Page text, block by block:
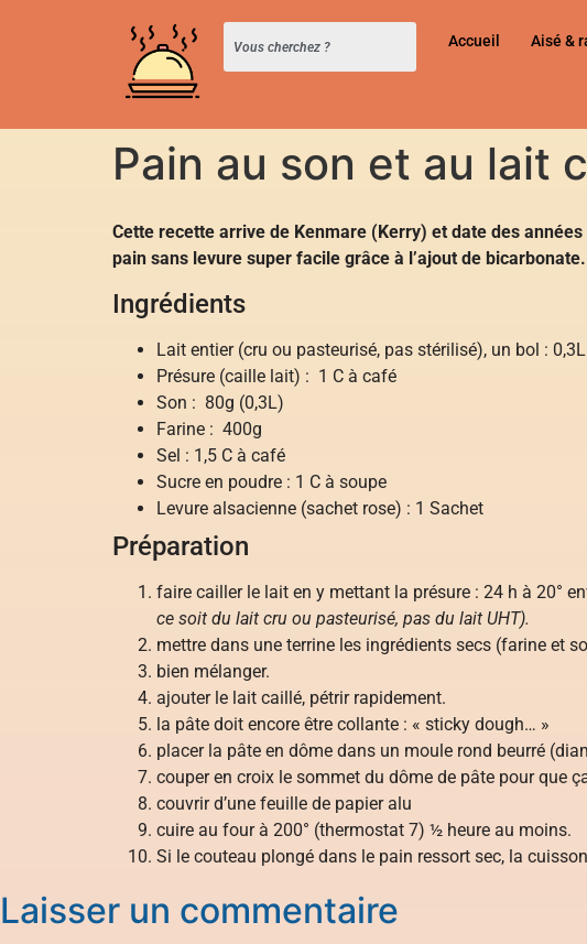
Accueil Aisé &
Pain au son et au lait
Cette recette arrive de Kenmare (Kerry) et date des
pain sans levure super facile grâce à l’ajout de
Ingrédients
Lait entier (cru ou pasteurisé, pas stérilisé), un bol : 0,3L
Présure (caille lait) : 1 C à café
Son : 80g (0,3L)
Farine : 400g
Sel : 1,5 C à café
Sucre en poudre : 1 C à soupe
Levure alsacienne (sachet rose) : 1 Sachet
Préparation
faire cailler le lait en y mettant la présure : 24 h à 20°
ce soit du lait cru ou pasteurisé, pas du lait UHT).
mettre dans une terrine les ingrédients secs (farine et
bien mélanger.
ajouter le lait caillé, pétrir rapidement.
la pâte doit encore être collante : « sticky dough… »
placer la pâte en dôme dans un moule rond beurré
couper en croix le sommet du dôme de pâte pour que
couvrir d’une feuille de papier alu
cuire au four à 200° (thermostat 7) ½ heure au moins.
Si le couteau plongé dans le pain ressort sec, la
Laisser un commentaire